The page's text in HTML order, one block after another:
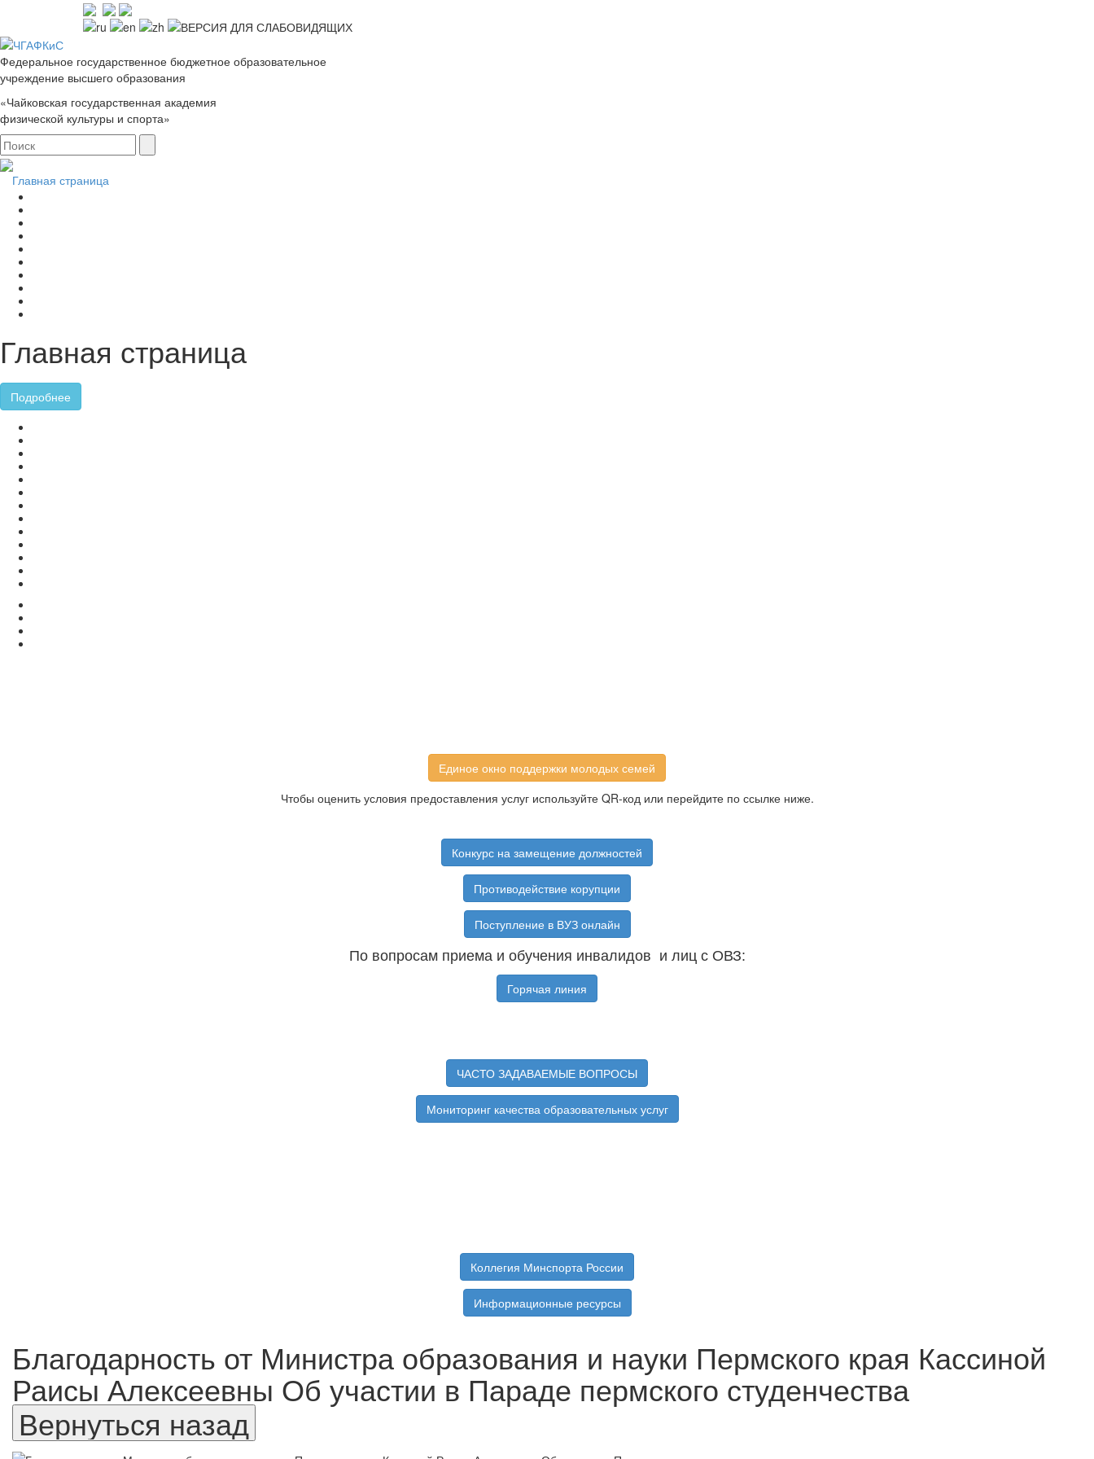
Федеральное государственное бюджетное образовательное
учреждение высшего образования
«Чайковская государственная академия
физической культуры и спорта»
Главная страница
Главная страница
Подробнее
Единое окно поддержки молодых семей
Чтобы оценить условия предоставления услуг используйте QR-код или перейдите по ссылке ниже.
Конкурс на замещение должностей
Противодействие корупции
Поступление в ВУЗ онлайн
По вопросам приема и обучения инвалидов и лиц с ОВЗ:
Горячая линия
ЧАСТО ЗАДАВАЕМЫЕ ВОПРОСЫ
Мониторинг качества образовательных услуг
Коллегия Минспорта России
Информационные ресурсы
Благодарность от Министра образования и науки Пермского края Кассиной
Раисы Алексеевны Об участии в Параде пермского студенчества